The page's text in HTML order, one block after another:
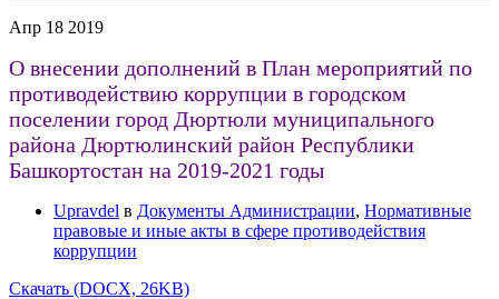
Апр 18 2019
О внесении дополнений в План мероприятий по
противодействию коррупции в городском
поселении город Дюртюли муниципального
района Дюртюлинский район Республики
Башкортостан на 2019-2021 годы
Upravdel в Документы Администрации, Нормативные
правовые и иные акты в сфере противодействия
коррупции
Скачать (DOCX, 26KB)